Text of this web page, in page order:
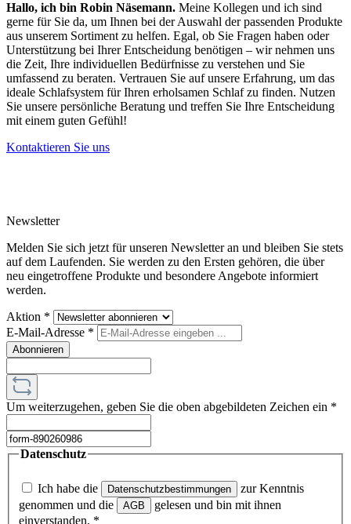
Hallo, ich bin Robin Näsemann. Meine Kollegen und ich sind
gerne für Sie da, um Ihnen bei der Auswahl der passenden Produkte
aus unserem Sortiment zu helfen. Egal, ob Sie Fragen haben oder
Unterstützung bei Ihrer Entscheidung benötigen – wir nehmen uns
die Zeit, Ihre individuellen Bedürfnisse zu verstehen und Sie
umfassend zu beraten. Vertrauen Sie auf unsere Erfahrung, um das
ideale Schlafsystem für Ihren erholsamen Schlaf zu finden. Nutzen
Sie unsere persönliche Beratung und treffen Sie Ihre Entscheidung
mit einem guten Gefühl!
Kontaktieren Sie uns
Newsletter
Melden Sie sich jetzt für unseren Newsletter an und bleiben Sie stets
auf dem Laufenden. Sie werden zu den Ersten gehören, die über
neu eingetroffene Produkte und besondere Angebote informiert
werden.
Aktion *
E-Mail-Adresse *
Abonnieren
Um weiterzugehen, geben Sie die oben abgebildeten Zeichen ein *
Datenschutz
Ich habe die Datenschutzbestimmungen
zur Kenntnis
genommen und die
AGB
gelesen und bin mit ihnen
einverstanden. *